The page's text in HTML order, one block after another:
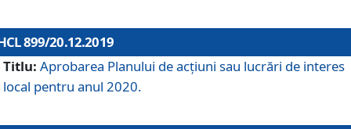
899/20.12.2019
Titlu: Aprobarea Planului de acţiuni sau lucrări de interes
local pentru anul 2020.